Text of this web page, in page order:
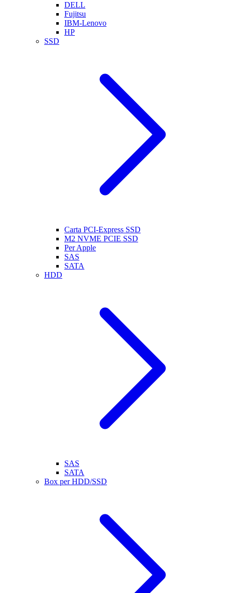
DELL
Fujitsu
IBM-Lenovo
HP
SSD
Carta PCI-Express SSD
M2 NVME PCIE SSD
Per Apple
SAS
SATA
HDD
SAS
SATA
Box per HDD/SSD